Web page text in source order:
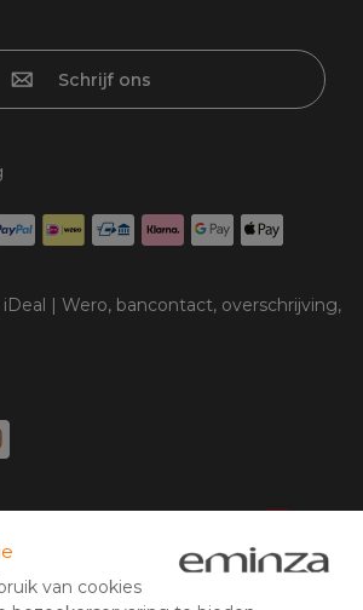
Schrijf ons
iDeal | Wero, bancontact, overschrijving,
ESPAÑA
tijd (vanaf ontvangst of ophalen van uw